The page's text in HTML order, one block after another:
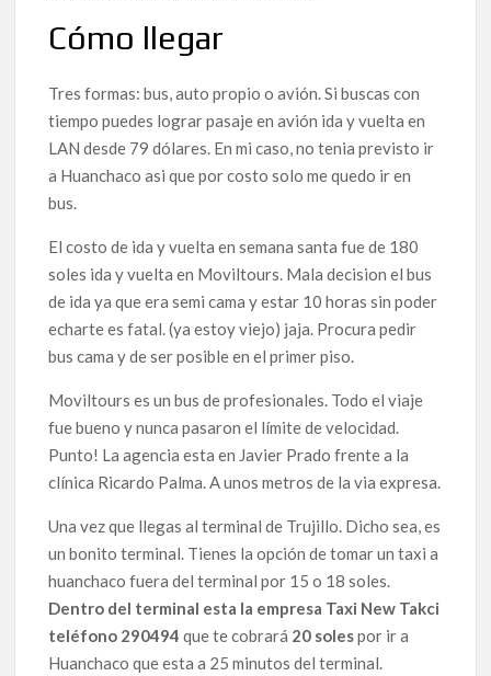
Cómo llegar
Tres formas: bus, auto propio o avión. Si buscas con
tiempo puedes lograr pasaje en avión ida y vuelta en
LAN desde 79 dólares. En mi caso, no tenia previsto ir
a Huanchaco asi que por costo solo me quedo ir en
bus.
El costo de ida y vuelta en semana santa fue de 180
soles ida y vuelta en Moviltours. Mala decision el bus
de ida ya que era semi cama y estar 10 horas sin poder
echarte es fatal. (ya estoy viejo) jaja. Procura pedir
bus cama y de ser posible en el primer piso.
Moviltours es un bus de profesionales. Todo el viaje
fue bueno y nunca pasaron el límite de velocidad.
Punto! La agencia esta en Javier Prado frente a la
clínica Ricardo Palma. A unos metros de la via expresa.
Una vez que llegas al terminal de Trujillo. Dicho sea, es
un bonito terminal. Tienes la opción de tomar un taxi a
huanchaco fuera del terminal por 15 o 18 soles.
Dentro del terminal esta la empresa Taxi New Takci
teléfono 290494que te cobrará 20 solespor ir a
Huanchaco que esta a 25 minutos del terminal.